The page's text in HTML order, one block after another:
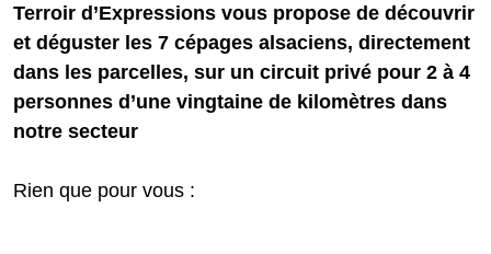
Terroir d’Expressions vous propose de découvrir
et déguster les 7 cépages alsaciens, directement
dans les parcelles, sur un circuit privé pour 2 à 4
personnes d’une vingtaine de kilomètres dans
notre secteur
Rien que pour vous :